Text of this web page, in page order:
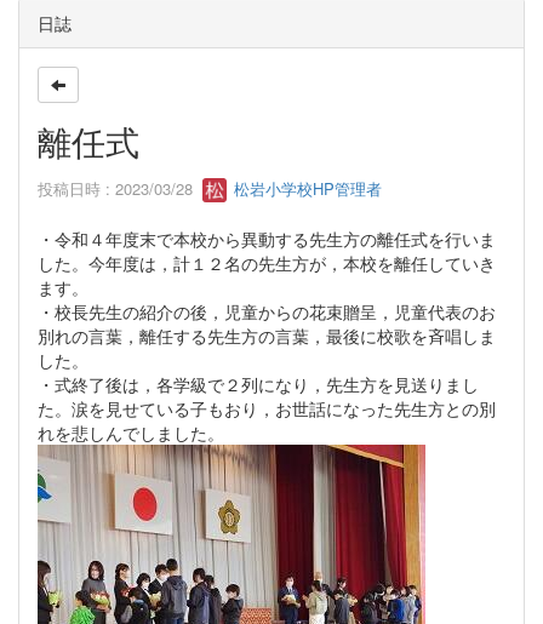
日誌
離任式
投稿日時 : 2023/03/28 松岩小学校HP管理者
・令和４年度末で本校から異動する先生方の離任式を行いま
した。今年度は，計１２名の先生方が，本校を離任していき
ます。
・校長先生の紹介の後，児童からの花束贈呈，児童代表のお
別れの言葉，離任する先生方の言葉，最後に校歌を斉唱しま
した。
・式終了後は，各学級で２列になり，先生方を見送りまし
た。涙を見せている子もおり，お世話になった先生方との別
れを悲しんでしました。